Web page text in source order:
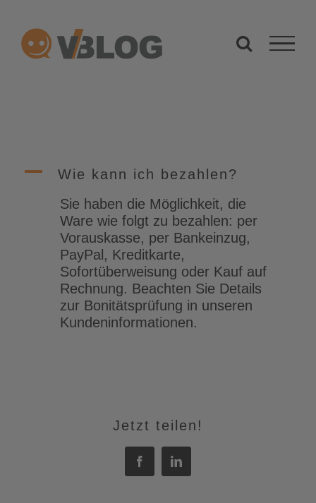
springen
A
Wie kann ich bezahlen?
Sie haben die Möglichkeit, die
Ware wie folgt zu bezahlen: per
Vorauskasse, per Bankeinzug,
PayPal, Kreditkarte,
Sofortüberweisung oder Kauf auf
Rechnung. Beachten Sie Details
zur Bonitätsprüfung in unseren
Kundeninformationen.
Jetzt teilen!
FacebookLinkedIn